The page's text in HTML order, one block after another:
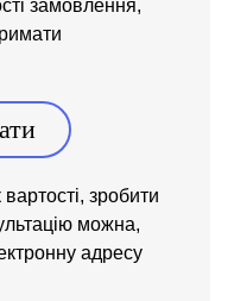
замовлення,
зробити
можна,
адресу